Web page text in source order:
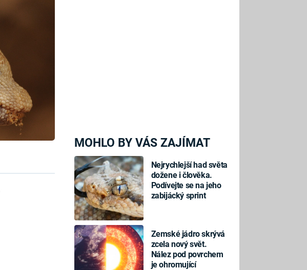
MOHLO BY VÁS ZAJÍMAT
Nejrychlejší had světa
dožene i člověka.
Podívejte se na jeho
zabijácký sprint
Zemské jádro skrývá
zcela nový svět.
Nález pod povrchem
je ohromující